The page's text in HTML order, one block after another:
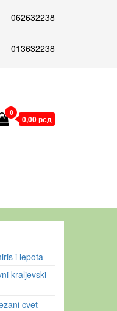
062632238
013632238
0
0,00 рсд
i lepota
kraljevski
cvet